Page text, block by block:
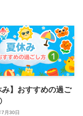
み】おすすめの過ご
月30日